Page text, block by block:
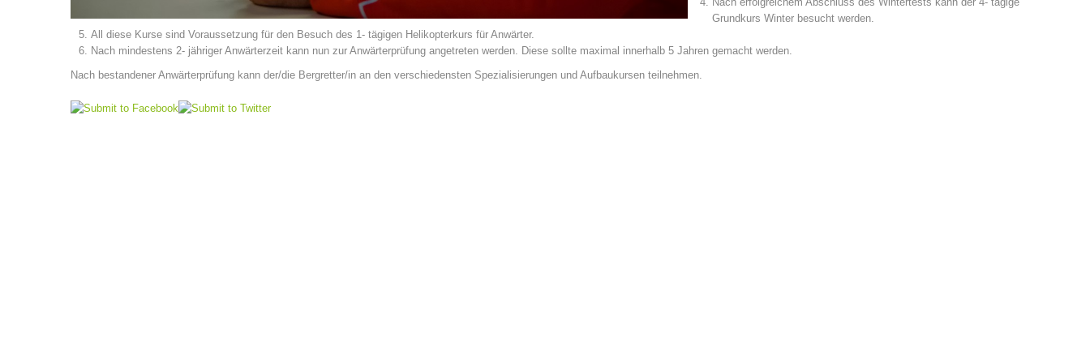
Grundkurs Winter besucht werden.
All diese Kurse sind Voraussetzung für den Besuch des 1- tägigen Helikopterkurs für Anwärter.
Nach mindestens 2- jähriger Anwärterzeit kann nun zur Anwärterprüfung angetreten werden. Diese sollte maximal innerhalb 5 Jahren gemacht werden.
Nach bestandener Anwärterprüfung kann der/die Bergretter/in an den verschiedensten Spezialisierungen und Aufbaukursen teilnehmen.